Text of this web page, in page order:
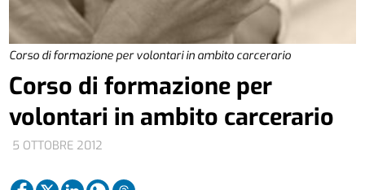
Corso di formazione per volontari in ambito carcerario
5 OTTOBRE 2012
Corso di formazione per
volontari in ambito carcerario